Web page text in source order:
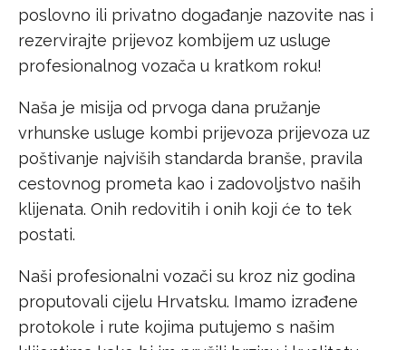
poslovno ili privatno događanje nazovite nas i
rezervirajte prijevoz kombijem uz usluge
profesionalnog vozača u kratkom roku!
Naša je misija od prvoga dana pružanje
vrhunske usluge kombi prijevoza prijevoza uz
poštivanje najviših standarda branše, pravila
cestovnog prometa kao i zadovoljstvo naših
klijenata. Onih redovitih i onih koji će to tek
postati.
Naši profesionalni vozači su kroz niz godina
proputovali cijelu Hrvatsku. Imamo izrađene
protokole i rute kojima putujemo s našim